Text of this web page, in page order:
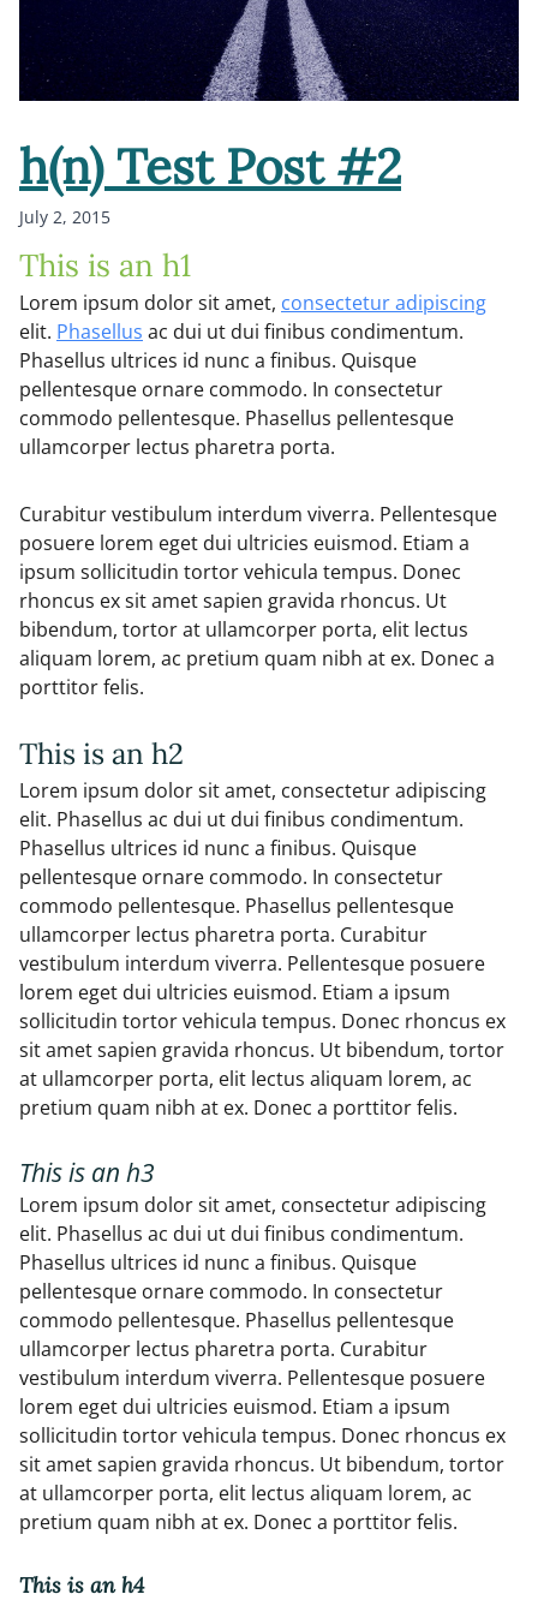
h(n) Test Post #2
July 2, 2015
This is an h1
Lorem ipsum dolor sit amet, consectetur adipiscing
elit. Phasellus ac dui ut dui finibus condimentum.
Phasellus ultrices id nunc a finibus. Quisque
pellentesque ornare commodo. In consectetur
commodo pellentesque. Phasellus pellentesque
ullamcorper lectus pharetra porta.
Curabitur vestibulum interdum viverra. Pellentesque
posuere lorem eget dui ultricies euismod. Etiam a
ipsum sollicitudin tortor vehicula tempus. Donec
rhoncus ex sit amet sapien gravida rhoncus. Ut
bibendum, tortor at ullamcorper porta, elit lectus
aliquam lorem, ac pretium quam nibh at ex. Donec a
porttitor felis.
This is an h2
Lorem ipsum dolor sit amet, consectetur adipiscing
elit. Phasellus ac dui ut dui finibus condimentum.
Phasellus ultrices id nunc a finibus. Quisque
pellentesque ornare commodo. In consectetur
commodo pellentesque. Phasellus pellentesque
ullamcorper lectus pharetra porta. Curabitur
vestibulum interdum viverra. Pellentesque posuere
lorem eget dui ultricies euismod. Etiam a ipsum
sollicitudin tortor vehicula tempus. Donec rhoncus ex
sit amet sapien gravida rhoncus. Ut bibendum, tortor
at ullamcorper porta, elit lectus aliquam lorem, ac
pretium quam nibh at ex. Donec a porttitor felis.
This is an h3
Lorem ipsum dolor sit amet, consectetur adipiscing
elit. Phasellus ac dui ut dui finibus condimentum.
Phasellus ultrices id nunc a finibus. Quisque
pellentesque ornare commodo. In consectetur
commodo pellentesque. Phasellus pellentesque
ullamcorper lectus pharetra porta. Curabitur
vestibulum interdum viverra. Pellentesque posuere
lorem eget dui ultricies euismod. Etiam a ipsum
sollicitudin tortor vehicula tempus. Donec rhoncus ex
sit amet sapien gravida rhoncus. Ut bibendum, tortor
at ullamcorper porta, elit lectus aliquam lorem, ac
pretium quam nibh at ex. Donec a porttitor felis.
This is an h4